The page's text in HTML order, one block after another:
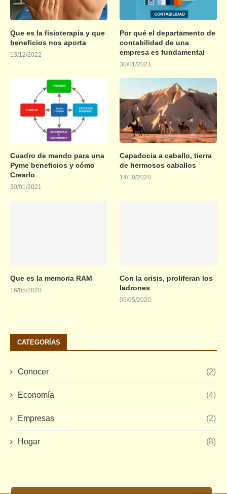
Que es la fisioterapia y que
beneficios nos aporta
13/12/2022
Por qué el departamento de
contabilidad de una
empresa es fundamental
30/01/2021
Cuadro de mando para una
Pyme beneficios y cómo
Crearlo
30/01/2021
Capadocia a caballo, tierra
de hermosos caballos
14/10/2020
Que es la memoria RAM
16/05/2020
Con la crisis, proliferan los
ladrones
05/05/2020
CATEGORÍAS
Conocer (2)
Economía (4)
Empresas (2)
Hogar (8)